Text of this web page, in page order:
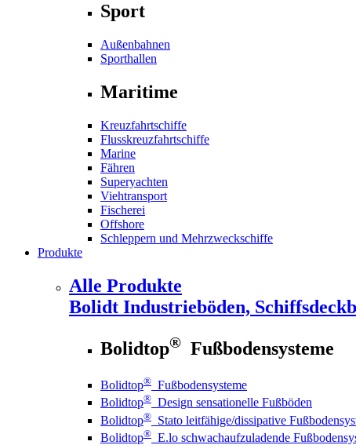
Sport
Außenbahnen
Sporthallen
Maritime
Kreuzfahrtschiffe
Flusskreuzfahrtschiffe
Marine
Fähren
Superyachten
Viehtransport
Fischerei
Offshore
Schleppern und Mehrzweckschiffe
Produkte
Alle Produkte
Bolidt Industrieböden,
Bolidtop® Fußbodensysteme
Bolidtop® Fußbodensysteme
Bolidtop® Design sensationelle Fußböden
Bolidtop® Stato leitfähige/dissipative
Bolidtop® E.lo schwachaufzuladende